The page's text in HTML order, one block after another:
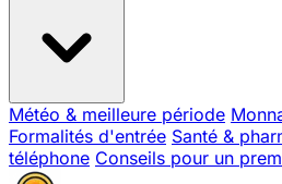
Météo & meilleure période
Formalités d'entrée Santé &
téléphone Conseils pour un